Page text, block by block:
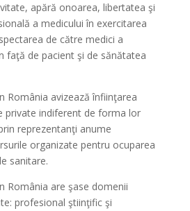
apără onoarea, libertatea şi
a medicului în exercitarea
de către medici a
faţă de pacient şi de sănătatea
România avizează înfiinţarea
private indiferent de forma lor
reprezentanţi anume
organizate pentru ocuparea
sanitare.
România are şase domenii
profesional ştiinţific şi